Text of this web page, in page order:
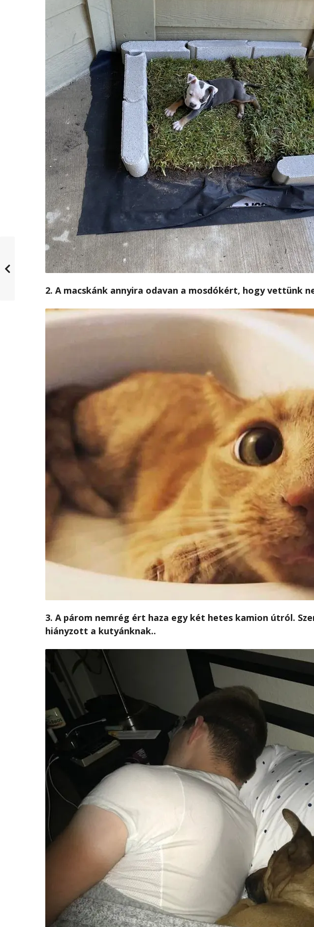
2. A macskánk annyira odavan a mosdókért, hogy vettünk
3. A párom nemrég ért haza egy két hetes kamion útról.
hiányzott a kutyánknak..